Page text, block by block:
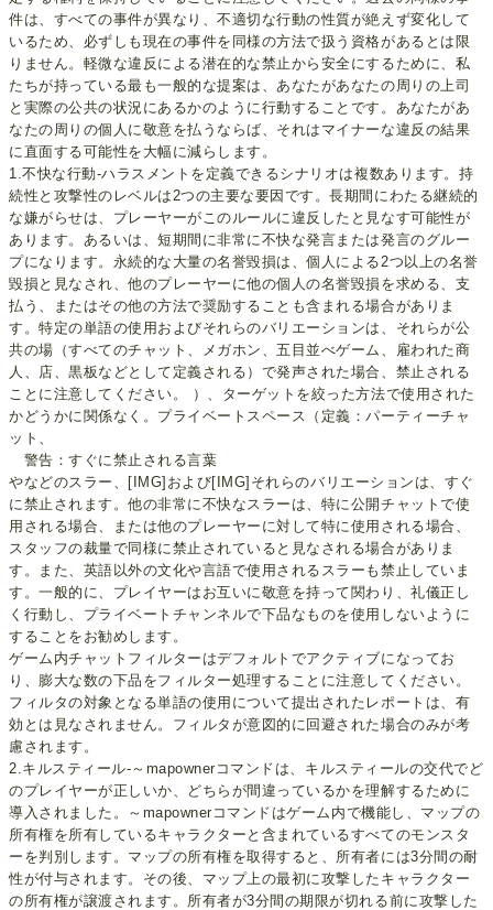
件は、すべての事件が異なり、不適切な行動の性質が絶えず変化して
いるため、必ずしも現在の事件を同様の方法で扱う資格があるとは限
りません。軽微な違反による潜在的な禁止から安全にするために、私
たちが持っている最も一般的な提案は、あなたがあなたの周りの上司
と実際の公共の状況にあるかのように行動することです。あなたがあ
なたの周りの個人に敬意を払うならば、それはマイナーな違反の結果
に直面する可能性を大幅に減らします。
1.不快な行動-ハラスメントを定義できるシナリオは複数あります。持
続性と攻撃性のレベルは2つの主要な要因です。長期間にわたる継続的
な嫌がらせは、プレーヤーがこのルールに違反したと見なす可能性が
あります。あるいは、短期間に非常に不快な発言または発言のグルー
プになります。永続的な大量の名誉毀損は、個人による2つ以上の名誉
毀損と見なされ、他のプレーヤーに他の個人の名誉毀損を求める、支
払う、またはその他の方法で奨励することも含まれる場合がありま
す。特定の単語の使用およびそれらのバリエーションは、それらが公
共の場（すべてのチャット、メガホン、五目並べゲーム、雇われた商
人、店、黒板などとして定義される）で発声された場合、禁止される
ことに注意してください。 ）、ターゲットを絞った方法で使用された
かどうかに関係なく。プライベートスペース（定義：パーティーチャ
ット、
警告：すぐに禁止される言葉
やなどのスラー、[IMG]および[IMG]それらのバリエーションは、すぐ
に禁止されます。他の非常に不快なスラーは、特に公開チャットで使
用される場合、または他のプレーヤーに対して特に使用される場合、
スタッフの裁量で同様に禁止されていると見なされる場合がありま
す。また、英語以外の文化や言語で使用されるスラーも禁止していま
す。一般的に、プレイヤーはお互いに敬意を持って関わり、礼儀正し
く行動し、プライベートチャンネルで下品なものを使用しないように
することをお勧めします。
ゲーム内チャットフィルターはデフォルトでアクティブになってお
り、膨大な数の下品をフィルター処理することに注意してください。
フィルタの対象となる単語の使用について提出されたレポートは、有
効とは見なされません。フィルタが意図的に回避された場合のみが考
慮されます。
2.キルスティール-～mapownerコマンドは、キルスティールの交代でど
のプレイヤーが正しいか、どちらが間違っているかを理解するために
導入されました。～mapownerコマンドはゲーム内で機能し、マップの
所有権を所有しているキャラクターと含まれているすべてのモンスタ
ーを判別します。マップの所有権を取得すると、所有者には3分間の耐
性が付与されます。その後、マップ上の最初に攻撃したキャラクター
の所有権が譲渡されます。所有者が3分間の期限が切れる前に攻撃した